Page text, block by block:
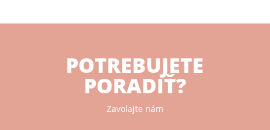
POTREBUJETE
PORADIŤ?
Zavolajte nám